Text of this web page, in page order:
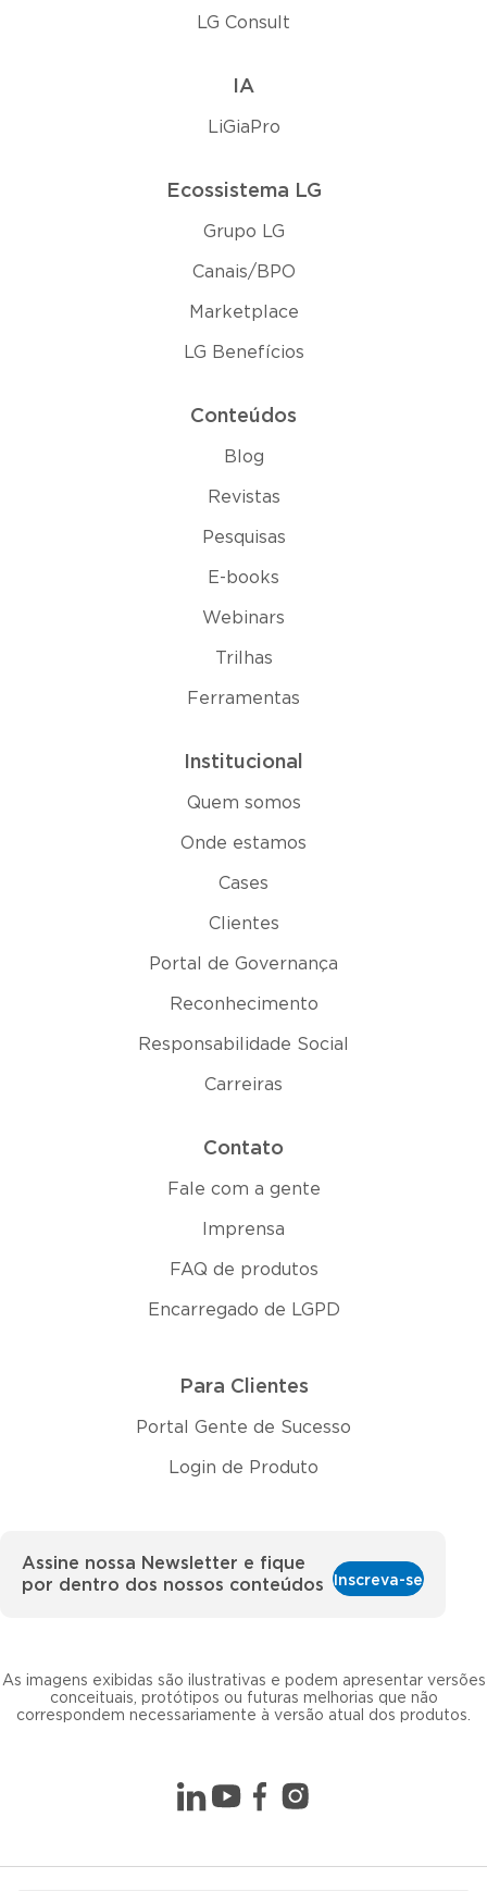
LG Consult
IA
LiGiaPro
Ecossistema LG
Grupo LG
Canais/BPO
Marketplace
LG Benefícios
Conteúdos
Blog
Revistas
Pesquisas
E-books
Webinars
Trilhas
Ferramentas
Institucional
Quem somos
Onde estamos
Cases
Clientes
Portal de Governança
Reconhecimento
Responsabilidade Social
Carreiras
Contato
Fale com a gente
Imprensa
FAQ de produtos
Encarregado de LGPD
Para Clientes
Portal Gente de Sucesso
Login de Produto
As imagens exibidas são ilustrativas e podem apresentar versões
conceituais, protótipos ou futuras melhorias que não
correspondem necessariamente à versão atual dos produtos.
Assine nossa Newsletter e fique
por dentro dos nossos conteúdos
Inscreva-se